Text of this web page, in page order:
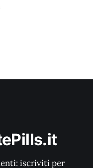
iscriviti per